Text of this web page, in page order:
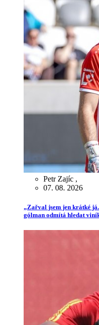
Petr Zajíc ,
07. 08. 2026
„Zařval jsem jen krátké
gólman odmítá hledat